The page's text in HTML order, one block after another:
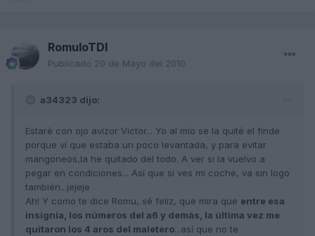
RomuloTDI
Publicado 20 de Mayo del 2010
a34323 dijo:
Estaré con ojo avizor Victor... Yo al mío se la quité el finde
porque ví que estaba un poco levantada, y para evitar
mangoneos,la he quitado del todo. A ver si la vuelvo a
pegar en condiciones... Así que si ves mi coche, va sin logo
también...jejeje
Ah! Y como te dice Romu, sé feliz, que mira que entre esa
insignia, los números del a6 y demás, la última vez me
quitaron los 4 aros del maletero...así que no te